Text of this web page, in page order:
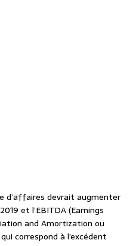
d’affaires devrait augmenter
et l’EBITDA (Earnings
and Amortization ou
correspond à l’excédent